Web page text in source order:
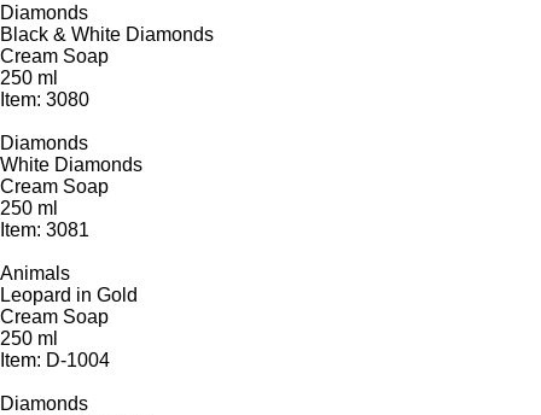
Diamonds
Black & White Diamonds
Cream Soap
250 ml
Item: 3080
Diamonds
White Diamonds
Cream Soap
250 ml
Item: 3081
Animals
Leopard in Gold
Cream Soap
250 ml
Item: D-1004
Diamonds